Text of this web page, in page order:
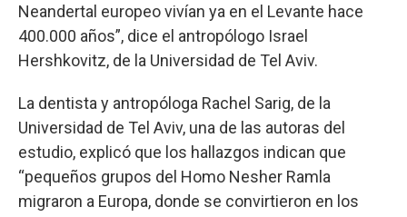
Neandertal europeo vivían ya en el Levante hace
400.000 años”, dice el antropólogo Israel
Hershkovitz, de la Universidad de Tel Aviv.
La dentista y antropóloga Rachel Sarig, de la
Universidad de Tel Aviv, una de las autoras del
estudio, explicó que los hallazgos indican que
“pequeños grupos del Homo Nesher Ramla
migraron a Europa, donde se convirtieron en los